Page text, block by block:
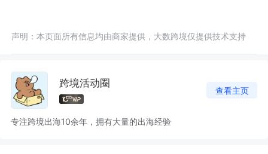
声明：本页面所有信息均由商家提供，大数跨境仅提供技术支持
跨境活动圈
查看主页
专注跨境出海10余年，拥有大量的出海经验